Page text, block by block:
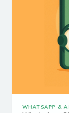
WHATSAPP & AI